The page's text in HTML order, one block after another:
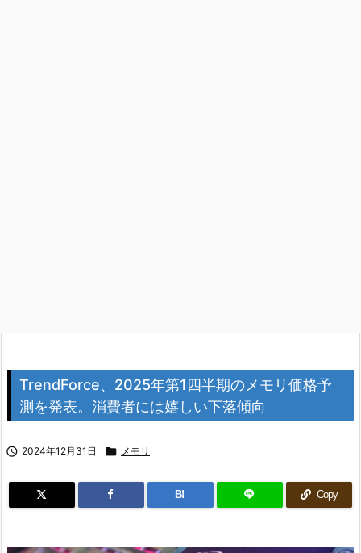
TrendForce、2025年第1四半期のメモリ価格予
測を発表。消費者には嬉しい下落傾向
 2024年12月31日  メモリ
B! Copy